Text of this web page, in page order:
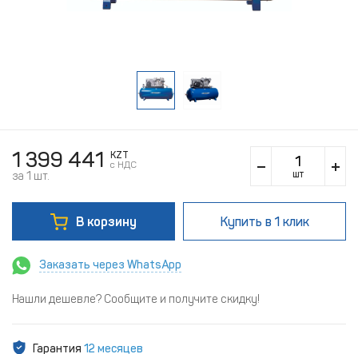
1 399 441
KZT
c НДС
за 1 шт. шт
В корзину Купить в 1 клик
Заказать через WhatsApp
Нашли дешевле? Сообщите и получите скидку!
Гарантия 12 месяцев